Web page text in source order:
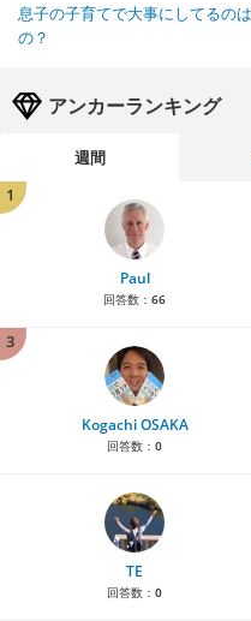
息子の子育てで大事にしてるの
の？
アンカーランキング
週間
1
Paul
回答数： 66
3
Kogachi OSAKA
回答数： 0
TE
回答数： 0